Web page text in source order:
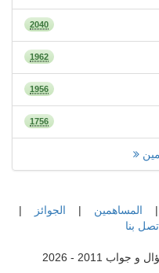
2040
1962
1956
1756
| المساهمين | الجوائز
|
بنا
2011 - 2026